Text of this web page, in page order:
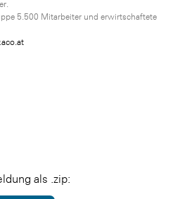
5.500 Mitarbeiter und erwirtschaftete
als .zip: